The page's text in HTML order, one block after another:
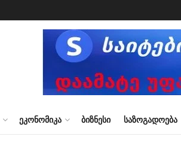
ᲔᲙᲝᲜᲝᲛᲘᲙᲐ ᲑᲘᲖᲜᲔᲡᲘ ᲡᲐᲖᲝᲒᲐᲓᲝᲔᲑᲐ